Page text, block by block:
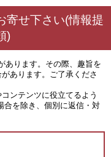
寄せ下さい(情報提
)
あります。その際、趣旨を
あります。ご了承くださ
ンテンツに役立てるよう
合を除き、個別に返信・対